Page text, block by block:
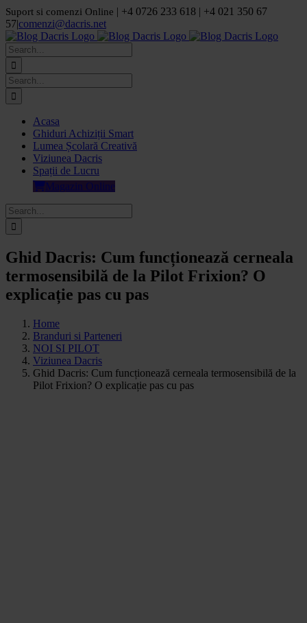
Skip
to
content
Suport si comenzi Online | +4 0726 233 618 | +4 021 350 67
57|comenzi@dacris.net
Facebook
LinkedIn
YouTube
Pinterest
Search
for:
Search
for:
Acasa
Ghiduri Achiziții Smart
Lumea Școlară Creativă
Viziunea Dacris
Spații de Lucru
Magazin Online
Search
for:
Ghid Dacris: Cum funcționează cerneala
termosensibilă de la Pilot Frixion? O
explicație pas cu pas
Home
Branduri si Parteneri
NOI SI PILOT
Viziunea Dacris
Ghid Dacris: Cum funcționează cerneala termosensibilă de la
Pilot Frixion? O explicație pas cu pas